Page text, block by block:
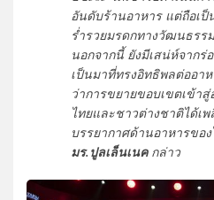
อันดับร้านอาหาร แต่ถือเป็
ร่ำรวยมรดกทางวัฒนธรร
นอกจากนี้ ยังมีเสน่ห์จากร่
เป็นมาที่ทรงอิทธิพลต่ออาห
ว่าการขยายขอบเขตเข้า
ไทยและชาวต่างชาติได้เ
บรรยากาศด้านอาหารขอ
มร.ปูลเล็นเนคกล่าว